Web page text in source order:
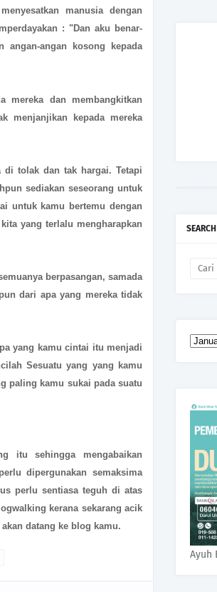
manusia dengan
: "Dan aku benar-
angan-angan kosong kepada
mereka dan membangkitkan
menjanjikan kepada mereka
di tolak dan tak hargai. Tetapi
sediakan seseorang untuk
untuk kamu bertemu dengan
yang terlalu mengharapkan
berpasangan, samada
dari apa yang mereka tidak
yang kamu cintai itu menjadi
Sesuatu yang yang kamu
paling kamu sukai pada suatu
itu sehingga mengabaikan
dipergunakan semaksima
perlu sentiasa teguh di atas
kerana sekarang acik
datang ke blog kamu.
Ayuh